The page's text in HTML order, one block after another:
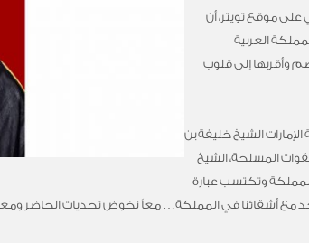
موقع تويتر، أن
العربية
وأقربها إلى قلوب
الشيخ خليفة بن
المسلحة، الشيخ
وتكتسب عبارة
مع أشقائنا في المملكة… معاً نخوض تحديات الحاضر